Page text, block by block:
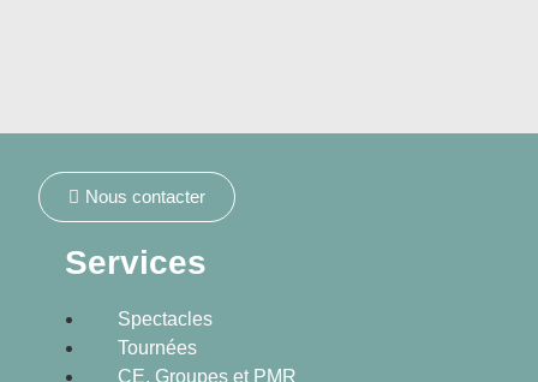
Nous contacter
Services
Spectacles
Tournées
CE, Groupes et PMR